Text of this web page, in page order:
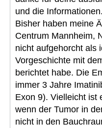
und die Informationen.
Bisher haben meine
Centrum Mannheim,
nicht aufgehorcht als
Vorgeschichte mit
berichtet habe. Die
immer 3 Jahre
Exon 9). Vielleicht ist
wenn der Tumor in
nicht in den